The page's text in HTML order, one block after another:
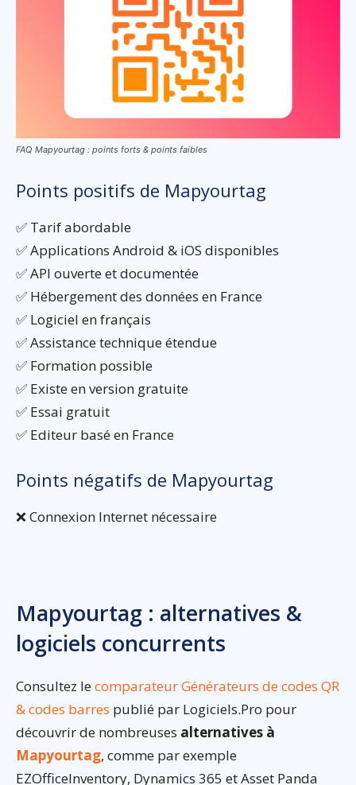
FAQ Mapyourtag : points forts & points faibles
Points positifs de Mapyourtag
✅ Tarif abordable
✅ Applications Android & iOS disponibles
✅ API ouverte et documentée
✅ Hébergement des données en France
✅ Logiciel en français
✅ Assistance technique étendue
✅ Formation possible
✅ Existe en version gratuite
✅ Essai gratuit
✅ Editeur basé en France
Points négatifs de Mapyourtag
❌ Connexion Internet nécessaire
Mapyourtag : alternatives &
logiciels concurrents
Consultez lecomparateur Générateurs de codes QR
& codes barres publié par Logiciels.Pro pour
découvrir de nombreuses alternatives à
Mapyourtag, comme par exemple
EZOfficeInventory, Dynamics 365 et Asset Panda